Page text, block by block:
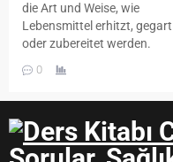
die Art und Weise, wie
Lebensmittel erhitzt, gegart
oder zubereitet werden.
mit trockener Hitze, andere
oder klassischem Garen im
Wasser. Dadurch entstehen
0